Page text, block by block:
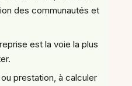
des communautés et
est la voie la plus
prestation, à calculer